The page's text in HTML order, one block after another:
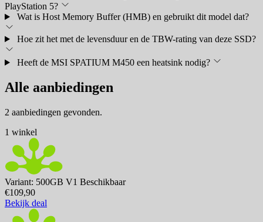
PlayStation 5?
Wat is Host Memory Buffer (HMB) en gebruikt dit model dat?
Hoe zit het met de levensduur en de TBW-rating van deze SSD?
Heeft de MSI SPATIUM M450 een heatsink nodig?
Alle aanbiedingen
2 aanbiedingen gevonden.
1 winkel
Variant: 500GB V1 Beschikbaar
€109,90
Bekijk deal